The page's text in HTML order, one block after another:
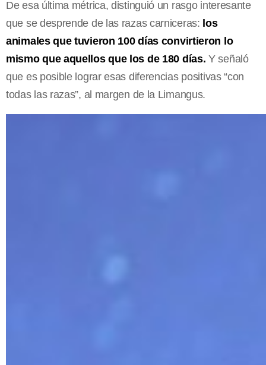
De esa última métrica, distinguió un rasgo interesante
que se desprende de las razas carniceras: los
animales que tuvieron 100 días convirtieron lo
mismo que aquellos que los de 180 días. Y señaló
que es posible lograr esas diferencias positivas “con
todas las razas”, al margen de la Limangus.